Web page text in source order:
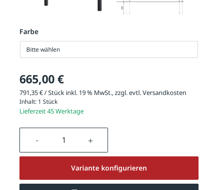
Farbe
Bitte wählen
665,00 €
791,35 € / Stück inkl. 19 % MwSt., zzgl. evtl.Versandkosten
Inhalt: 1 Stück
Lieferzeit 45 Werktage
Produkt Anzahl: Gib den
Variante konfigurieren